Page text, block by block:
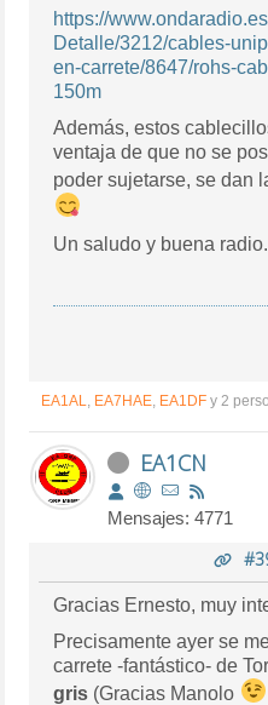
https://
Detalle/3212/cables-
en-carrete/8647/rohs-
150m
Además, estos
ventaja de que no se
poder sujetarse, se dan
Un saludo y buena radio.
EA1AL, EA7HAE, EA1DF y 2
EA1CN
Mensajes: 4771
Gracias Ernesto, muy
Precisamente ayer se
carrete -fantástico- de
gris (Gracias Manolo